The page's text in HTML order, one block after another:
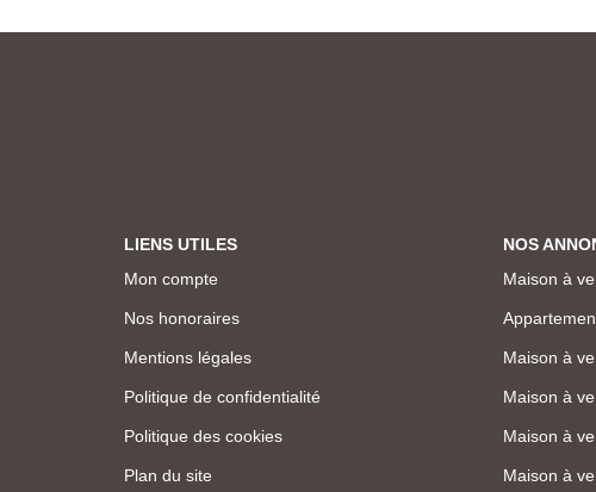
LIENS UTILES
Mon compte
Nos honoraires
Mentions légales
Politique de confidentialité
Politique des cookies
Plan du site
NOS
Maison à
Maison à
Maison à
Maison à
Maison à